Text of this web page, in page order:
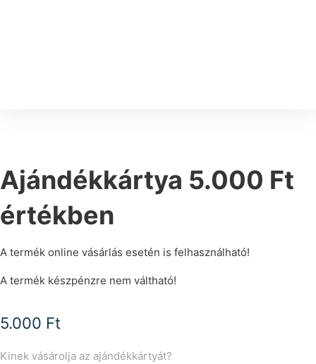
Ajándékkártya 5.000 Ft
értékben
A termék online vásárlás esetén is felhasználható!
A termék készpénzre nem váltható!
5.000 Ft
Kinek vásárolja az ajándékkártyát?